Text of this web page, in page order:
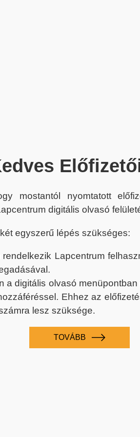
mostantól nyomtatott
digitális olvasó
egyszerű lépés szükséges:
Lapcentrum
a digitális olvasó
Ehhez az
lesz szüksége.
TOVÁBB